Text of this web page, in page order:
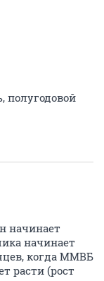
полугодовой
начинает
начинает
когда ММВБ
расти (рост